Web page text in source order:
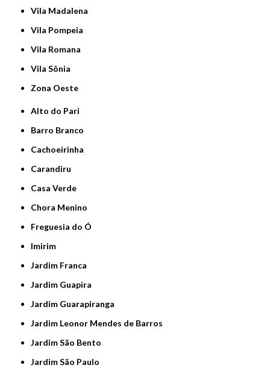
Vila Madalena
Vila Pompeia
Vila Romana
Vila Sônia
Zona Oeste
Alto do Pari
Barro Branco
Cachoeirinha
Carandiru
Casa Verde
Chora Menino
Freguesia do Ó
Imirim
Jardim Franca
Jardim Guapira
Jardim Guarapiranga
Jardim Leonor Mendes de Barros
Jardim São Bento
Jardim São Paulo